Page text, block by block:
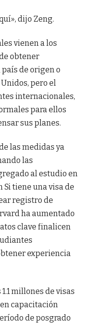
dijo Zeng.
vienen a los
obtener
de origen o
pero el
internacionales,
para ellos
sus planes.
las medidas ya
las
al estudio en
Si tiene una visa de
registro de
ha aumentado
clave finalicen
experiencia
millones de visas
capacitación
de posgrado